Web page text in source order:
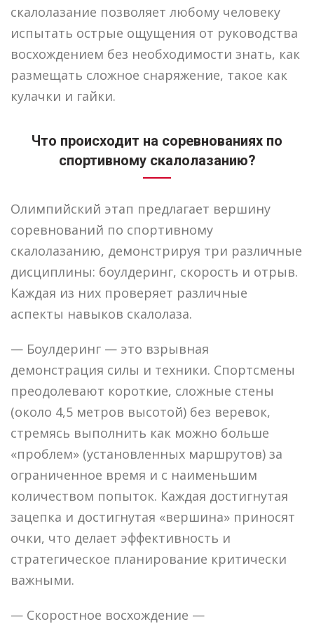
скалолазание позволяет любому человеку
испытать острые ощущения от руководства
восхождением без необходимости знать, как
размещать сложное снаряжение, такое как
кулачки и гайки.
Что происходит на соревнованиях по
спортивному скалолазанию?
Олимпийский этап предлагает вершину
соревнований по спортивному
скалолазанию, демонстрируя три различные
дисциплины: боулдеринг, скорость и отрыв.
Каждая из них проверяет различные
аспекты навыков скалолаза.
— Боулдеринг — это взрывная
демонстрация силы и техники. Спортсмены
преодолевают короткие, сложные стены
(около 4,5 метров высотой) без веревок,
стремясь выполнить как можно больше
«проблем» (установленных маршрутов) за
ограниченное время и с наименьшим
количеством попыток. Каждая достигнутая
зацепка и достигнутая «вершина» приносят
очки, что делает эффективность и
стратегическое планирование критически
важными.
— Скоростное восхождение —